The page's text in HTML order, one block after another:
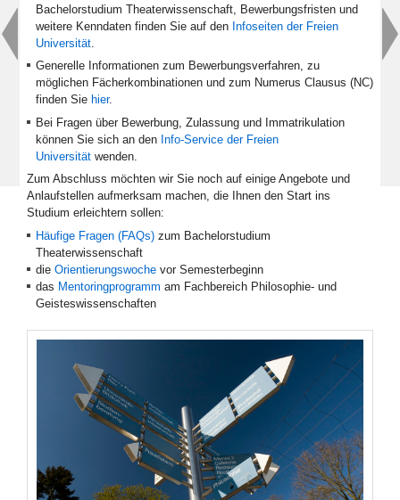
Bachelorstudium Theaterwissenschaft, Bewerbungsfristen und
weitere Kenndaten finden Sie auf den Infoseiten der Freien
Universität
Generelle Informationen zum Bewerbungsverfahren, zu
möglichen Fächerkombinationen und zum Numerus Clausus (NC)
finden Sie hier.
Bei Fragen über Bewerbung, Zulassung und Immatrikulation
können Sie sich an den Info-Service der Freien
Universität wenden.
Zum Abschluss möchten wir Sie noch auf einige Angebote und
Anlaufstellen aufmerksam machen, die Ihnen den Start ins
Studium erleichtern sollen:
Häufige Fragen (FAQs) zum Bachelorstudium
Theaterwissenschaft
die Orientierungswoche vor Semesterbeginn
das Mentoringprogramm am Fachbereich Philosophie- und
Geisteswissenschaften